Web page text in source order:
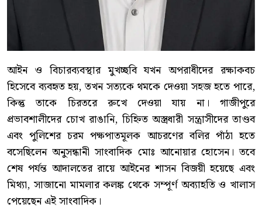
আইন ও বিচারব্যবস্থার মুখচ্ছবি যখন অপরাধীদের রক্ষাকবচ
হিসেবে ব্যবহৃত হয়, তখন সত্যকে থমকে দেওয়া সহজ হতে পারে,
কিন্তু তাকে চিরতরে রুখে দেওয়া যায় না। গাজীপুরে
প্রভাবশালীদের চোখ রাঙানি, চিহ্নিত অস্ত্রধারী সন্ত্রাসীদের তাণ্ডব
এবং পুলিশের চরম পক্ষপাতমূলক আচরণের বলির পাঁঠা হতে
বসেছিলেন অনুসন্ধানী সাংবাদিক মোঃ আনোয়ার হোসেন। তবে
শেষ পর্যন্ত আদালতের রায়ে আইনের শাসন বিজয়ী হয়েছে এবং
মিথ্যা, সাজানো মামলার কলঙ্ক থেকে সম্পূর্ণ অব্যাহতি ও খালাস
পেয়েছেন এই সাংবাদিক।